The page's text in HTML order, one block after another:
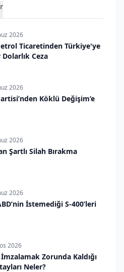
2026
Ticaretinden Türkiye'ye
Ceza
2026
Köklü Değişim’e
2026
Şartlı Silah Bırakma
2026
İstemediği S-400’leri
2026
İmzalamak Zorunda Kaldığı
Neler?